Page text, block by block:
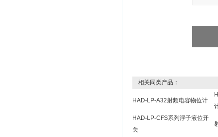
相关同类产品：
HAD-LP-A32射频电容物位计
HAD-LP-CFS系列浮子液位开
关